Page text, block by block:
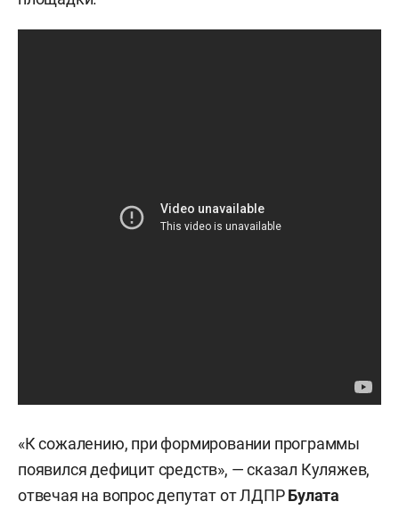
«К сожалению, при формировании программы
появился дефицит средств», — сказал Куляжев,
отвечая на вопрос депутат от ЛДПРБулата